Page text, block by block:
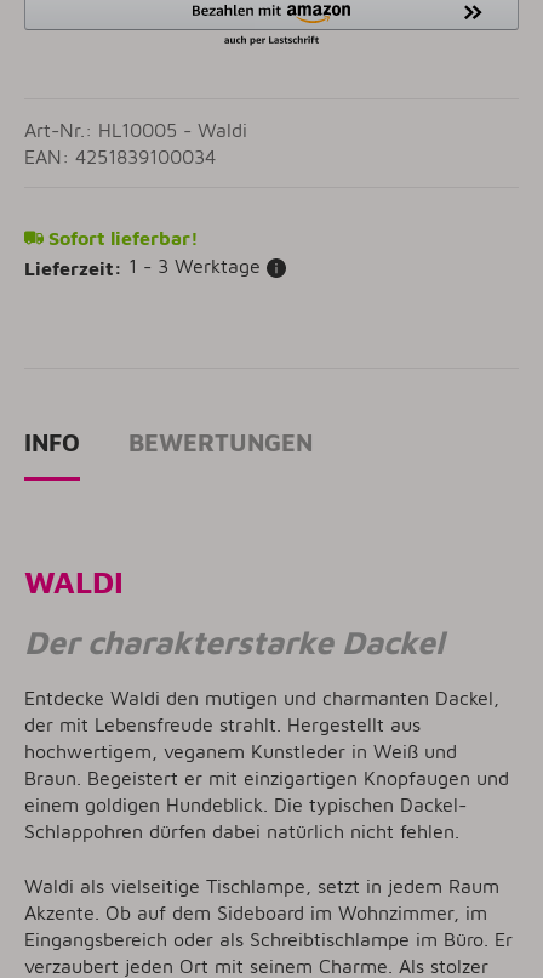
Art-Nr.: HL10005 - Waldi
EAN: 4251839100034
Sofort lieferbar!
Lieferzeit: 1 - 3 Werktage
INFO BEWERTUNGEN
WALDI
Der charakterstarke Dackel
Entdecke Waldi den mutigen und charmanten Dackel,
der mit Lebensfreude strahlt. Hergestellt aus
hochwertigem, veganem Kunstleder in Weiß und
Braun. Begeistert er mit einzigartigen Knopfaugen und
einem goldigen Hundeblick. Die typischen Dackel-
Schlappohren dürfen dabei natürlich nicht fehlen.
Waldi als vielseitige Tischlampe, setzt in jedem Raum
Akzente. Ob auf dem Sideboard im Wohnzimmer, im
Eingangsbereich oder als Schreibtischlampe im Büro. Er
verzaubert jeden Ort mit seinem Charme. Als stolzer